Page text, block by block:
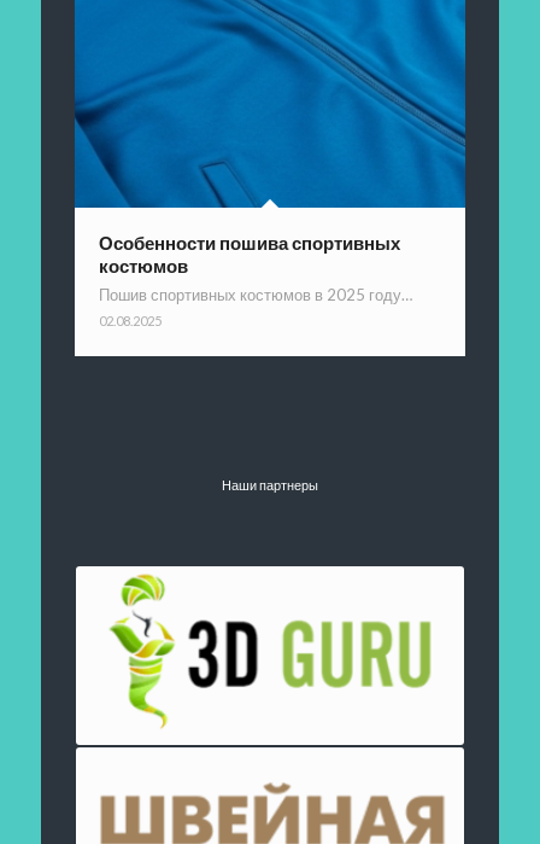
Особенности пошива спортивных
костюмов
Пошив спортивных костюмов в 2025 году…
02.08.2025
Наши партнеры